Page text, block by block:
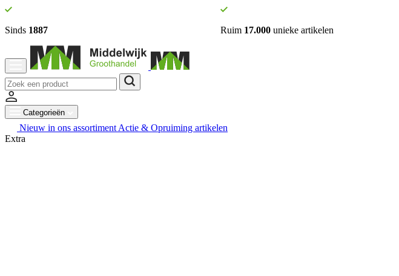
Sinds 1887 Ruim 17.000 unieke artikelen
Categorieën
Nieuw in ons assortiment Actie & Opruiming artikelen
Extra